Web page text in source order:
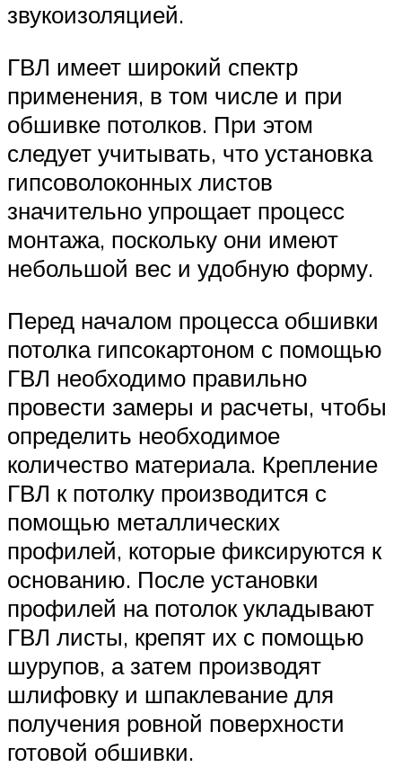
звукоизоляцией.
ГВЛ имеет широкий спектр
применения, в том числе и при
обшивке потолков. При этом
следует учитывать, что установка
гипсоволоконных листов
значительно упрощает процесс
монтажа, поскольку они имеют
небольшой вес и удобную форму.
Перед началом процесса обшивки
потолка гипсокартоном с помощью
ГВЛ необходимо правильно
провести замеры и расчеты, чтобы
определить необходимое
количество материала. Крепление
ГВЛ к потолку производится с
помощью металлических
профилей, которые фиксируются к
основанию. После установки
профилей на потолок укладывают
ГВЛ листы, крепят их с помощью
шурупов, а затем производят
шлифовку и шпаклевание для
получения ровной поверхности
готовой обшивки.